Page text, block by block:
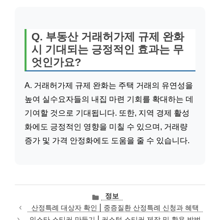
Q. 부동산 거래허가제 규제 완화
시 기대되는 긍정적인 효과는 무
엇인가요?
A. 거래허가제 규제 완화는 주택 거래의 유연성을
높여 실수요자들의 내집 마련 기회를 확대하는 데
기여할 것으로 기대됩니다. 또한, 지역 경제 활성
화에도 긍정적인 영향을 미칠 수 있으며, 거래량
증가 및 가격 안정화에도 도움을 줄 수 있습니다.
카
테
고
정보
산정특례 대상자 확인 | 중증질환 산정특례 신청과 혜택